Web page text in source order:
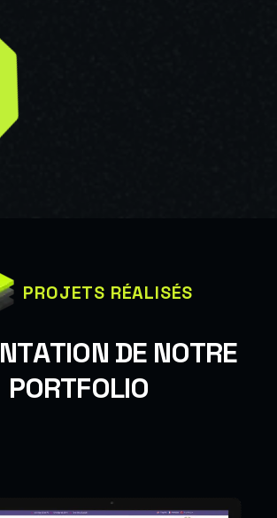
PROJETS RÉALISÉS
NTATION DE NOTRE
PORTFOLIO